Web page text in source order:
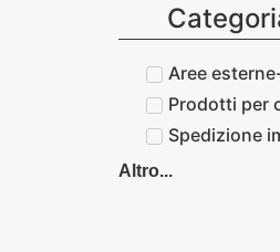
Aree
Prodotti per
Spedizione
Altro...